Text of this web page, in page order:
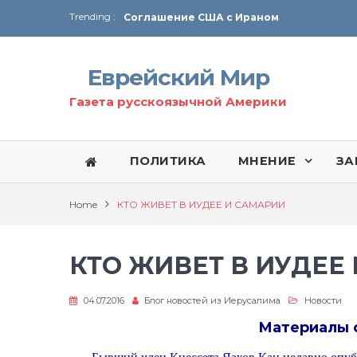
Trending :
Соглашение США с Ираном
Технология Революции в Иране
От Ирана до Ливана и Газы
Еврейский Мир
Газета русскоязычной Америки
ПОЛИТИКА МНЕНИЕ
Home КТО ЖИВЕТ В ИУДЕЕ И САМАРИИ
КТО ЖИВЕТ В
04.07.2016 Блог новостей из Иерусалима Новости
Материалы